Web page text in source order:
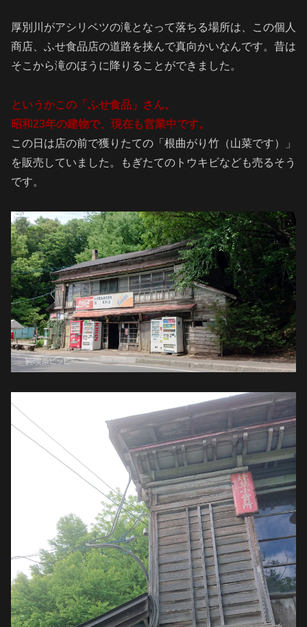
厚別川がアシリベツの滝となって落ちる場所は、この個人
商店、ふせ食品店の道路を挟んで真向かいなんです。昔は
そこから滝のほうに降りることができました。
というかこの「ふせ食品」さん。
昭和23年の建物で、現在も営業中です。
この日は店の前で獲りたての「根曲がり竹（山菜です）」
を販売していました。もぎたてのトウキビなども売るそう
です。